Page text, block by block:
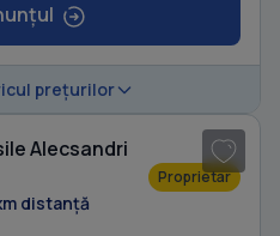
prețurilor
Alecsandri
Proprietar
distanță